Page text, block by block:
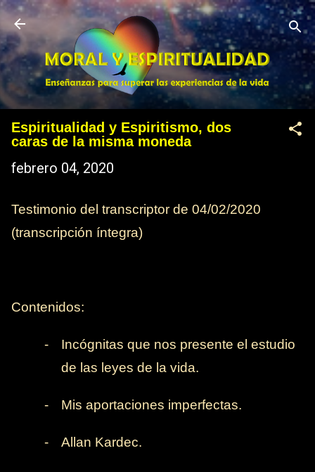
Ir al contenido principal
Espiritualidad y Espiritismo, dos
caras de la misma moneda
febrero 04, 2020
Testimonio del transcriptor de 04/02/2020
(transcripción íntegra)
Contenidos:
-
Incógnitas que nos presente el estudio
de las leyes de la vida.
- Mis aportaciones imperfectas.
- Allan Kardec.